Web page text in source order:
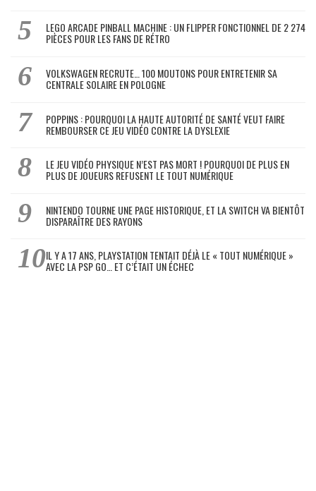
LEGO ARCADE PINBALL MACHINE : UN FLIPPER FONCTIONNEL DE 2 274
PIÈCES POUR LES FANS DE RÉTRO
VOLKSWAGEN RECRUTE… 100 MOUTONS POUR ENTRETENIR SA
CENTRALE SOLAIRE EN POLOGNE
POPPINS : POURQUOI LA HAUTE AUTORITÉ DE SANTÉ VEUT FAIRE
REMBOURSER CE JEU VIDÉO CONTRE LA DYSLEXIE
LE JEU VIDÉO PHYSIQUE N’EST PAS MORT ! POURQUOI DE PLUS EN
PLUS DE JOUEURS REFUSENT LE TOUT NUMÉRIQUE
NINTENDO TOURNE UNE PAGE HISTORIQUE, ET LA SWITCH VA BIENTÔT
DISPARAÎTRE DES RAYONS
IL Y A 17 ANS, PLAYSTATION TENTAIT DÉJÀ LE « TOUT NUMÉRIQUE »
AVEC LA PSP GO… ET C’ÉTAIT UN ÉCHEC